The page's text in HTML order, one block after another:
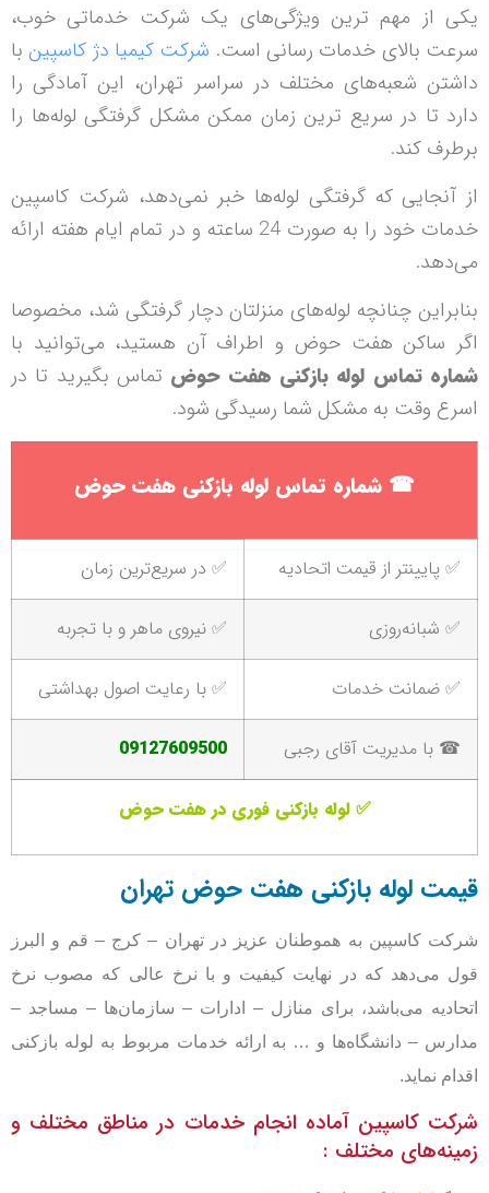
از مهم ترین ویژگی‌های یک شرکت خدماتی خوب،
بالای خدمات رسانی است.شرکت کیمیا دژ کاسپینبا
شعبه‌های مختلف در سراسر تهران، این آمادگی را
تا در سریع ترین زمان ممکن مشکل گرفتگی لوله‌ها را
کند.
که گرفتگی لوله‌ها خبر نمی‌دهد، شرکت کاسپین
خدمات خود را به صورت 24 ساعته و در تمام ایام هفته ارائه
چنانچه لوله‌های منزلتان دچار گرفتگی شد، مخصوصا
ساکن هفت حوض و اطراف آن هستید، ‌می‌توانید با
تماس لوله بازکنی هفت حوضتماس بگیرید تا در
وقت به مشکل شما رسیدگی شود.
شماره تماس لوله بازکنی هفت حوض
پایینتر از قیمت اتحادیه ✅ در سریع‌ترین زمان
شبانه‌روزی ✅ نیروی ماهر و با تجربه
ضمانت خدمات ✅ با رعایت اصول بهداشتی
با مدیریت آقای رجبی 09127609500
✅ لوله بازکنی فوری در هفت حوض
لوله بازکنی هفت حوض تهران
کاسپین به هموطنان عزیز در تهران – کرج – قم و البرز
می‌دهد که در نهایت کیفیت و با نرخ عالی که مصوب نرخ
می‌باشد، برای منازل – ادارات – سازمان‌ها – مساجد –
– دانشگاه‌ها و … به ارائهخدمات مربوط به لوله بازکنی
نماید.
کاسپین آماده انجام خدمات در مناطق مختلف و
مختلف :